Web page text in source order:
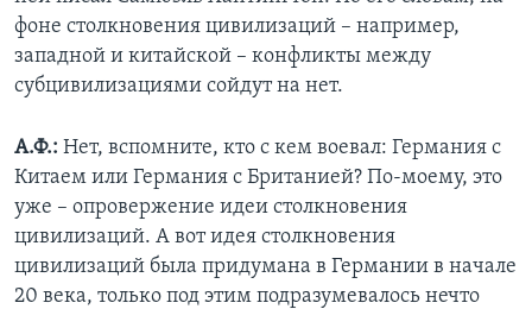
фоне столкновения цивилизаций – например,
западной и китайской – конфликты между
субцивилизациями сойдут на нет.
А.Ф.: Нет, вспомните, кто с кем воевал: Германия с
Китаем или Германия с Британией? По-моему, это
уже – опровержение идеи столкновения
цивилизаций. А вот идея столкновения
цивилизаций была придумана в Германии в начале
20 века, только под этим подразумевалось нечто